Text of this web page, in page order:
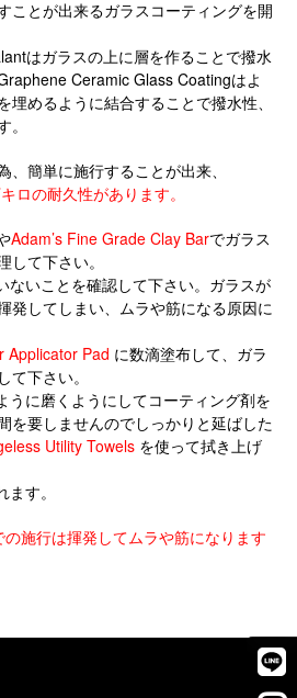
ことが出来るガラスコーティングを開
はガラスの上に層を作ることで撥水
Ceramic Glass Coatingはよ
埋めるように結合することで撥水性、
簡単に施行することが出来、
ロの耐久性があります。
Adam’s Fine Grade Clay Barでガラス
て下さい。
ないことを確認して下さい。ガラスが
発してしまい、ムラや筋になる原因に
Applicator Pad に数滴塗布して、ガラ
て下さい。
うに磨くようにしてコーティング剤を
を要しませんのでしっかりと延ばした
Utility Towels を使って拭き上げ
す。
施行は揮発してムラや筋になります